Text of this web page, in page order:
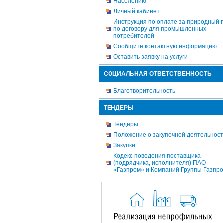
Личный кабинет
Инструкция по оплате за природный
по договору для промышленных
потребителей
Сообщите контактную информацию
Оставить заявку на услуги
СОЦИАЛЬНАЯ ОТВЕТСТВЕННОСТЬ
Благотворительность
ТЕНДЕРЫ
Тендеры
Положение о закупочной
Закупки
Кодекс поведения поставщика
(подрядчика, исполнителя) ПАО
«Газпром» и Компаний Группы